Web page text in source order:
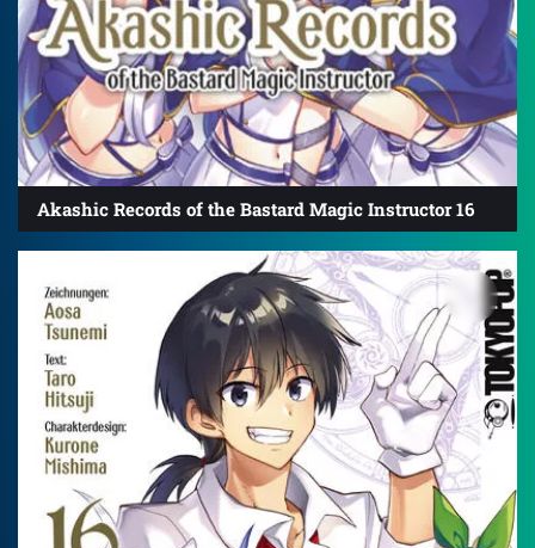
Akashic Records of the Bastard Magic Instructor 16